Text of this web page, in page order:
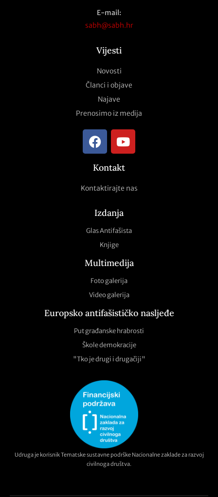
E-mail:
sabh@sabh.hr
Vijesti
Novosti
Članci i objave
Najave
Prenosimo iz medija
Kontakt
Kontaktirajte nas
Izdanja
Glas Antifašista
Knjige
Multimedija
Foto galerija
Video galerija
Europsko antifašističko nasljeđe
Put građanske hrabrosti
Škole demokracije
"Tko je drugi i drugačiji"
Udruga je korisnik Tematske sustavne podrške Nacionalne zaklade za razvoj
civilnoga društva.